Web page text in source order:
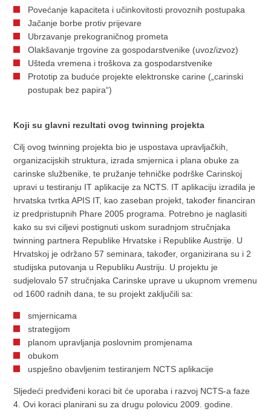
Povećanje kapaciteta i učinkovitosti provoznih postupaka
Jačanje borbe protiv prijevare
Ubrzavanje prekograničnog prometa
Olakšavanje trgovine za gospodarstvenike (uvoz/izvoz)
Ušteda vremena i troškova za gospodarstvenike
Prototip za buduće projekte elektronske carine („carinski
postupak bez papira“)
Koji su glavni rezultati ovog twinning projekta
Cilj ovog twinning projekta bio je uspostava upravljačkih,
organizacijskih struktura, izrada smjernica i plana obuke za
carinske službenike, te pružanje tehničke podrške Carinskoj
upravi u testiranju IT aplikacije za NCTS. IT aplikaciju izradila je
hrvatska tvrtka APIS IT, kao zaseban projekt, također financiran
iz predpristupnih Phare 2005 programa. Potrebno je naglasiti
kako su svi ciljevi postignuti uskom suradnjom stručnjaka
twinning partnera Republike Hrvatske i Republike Austrije. U
Hrvatskoj je održano 57 seminara, također, organizirana su i 2
studijska putovanja u Republiku Austriju. U projektu je
sudjelovalo 57 stručnjaka Carinske uprave u ukupnom vremenu
od 1600 radnih dana, te su projekt zaključili sa:
smjernicama
strategijom
planom upravljanja poslovnim promjenama
obukom
uspješno obavljenim testiranjem NCTS aplikacije
Sljedeći predviđeni koraci bit će uporaba i razvoj NCTS-a faze
4. Ovi koraci planirani su za drugu polovicu 2009. godine.